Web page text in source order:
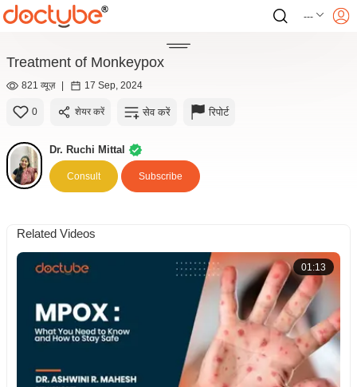
---
Treatment of Monkeypox
821 व्यूज़ | 17 Sep, 2024
0 शेयर करें सेव करें रिपोर्ट
Dr. Ruchi Mittal
Consult Subscribe
Related Videos
01:13